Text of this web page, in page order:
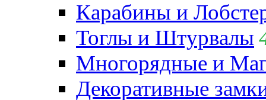
Карабины и
Тоглы и Штурвалы
Многорядные и
Декоративные